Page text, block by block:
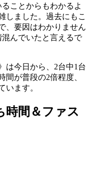
ことからもわかるよ
しました。過去にもこ
、要因はわかりません
んでいたと言えるで
は今日から、2台中1台
間が普段の2倍程度、
います。
時間＆ファス